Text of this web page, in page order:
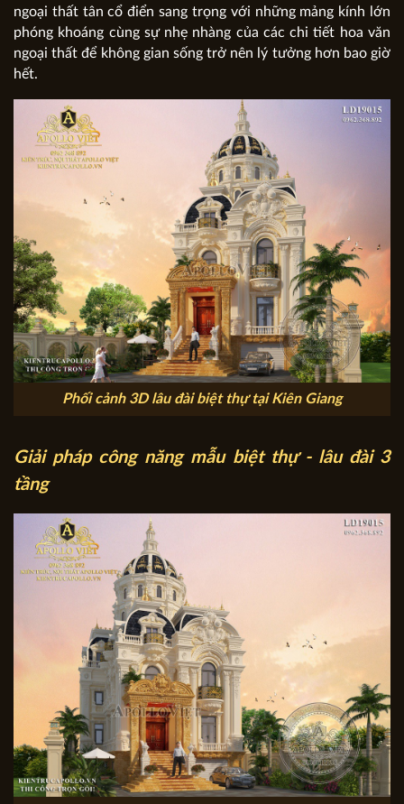
ngoại thất tân cổ điển sang trọng với những mảng kính lớn
phóng khoáng cùng sự nhẹ nhàng của các chi tiết hoa văn
ngoại thất để không gian sống trở nên lý tưởng hơn bao giờ
hết.
Phối cảnh 3D lâu đài biệt thự tại Kiên Giang
Giải pháp công năng mẫu biệt thự - lâu đài 3
tầng